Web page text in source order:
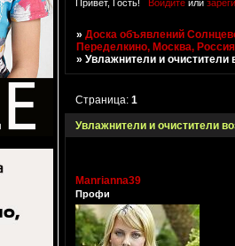
Привет, Гость! Войдитеили
»Доска объявлений
Переделкино, Москва, Россия
»Увлажнители и очистители
Увлажнители и очистители
Страница:1
Manrianna39
Профи